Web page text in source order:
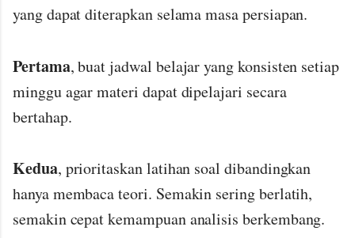
yang dapat diterapkan selama masa persiapan.
Pertama, buat jadwal belajar yang konsisten setiap
minggu agar materi dapat dipelajari secara
bertahap.
Kedua, prioritaskan latihan soal dibandingkan
hanya membaca teori. Semakin sering berlatih,
semakin cepat kemampuan analisis berkembang.